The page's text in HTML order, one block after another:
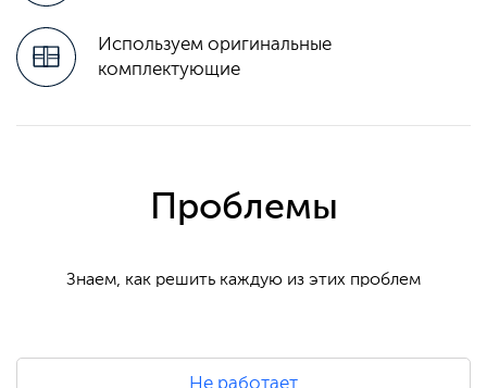
Используем оригинальные
комплектующие
Проблемы
Знаем, как решить каждую из этих проблем
Не работает